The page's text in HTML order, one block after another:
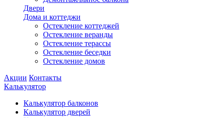
Двери
Дома и коттеджи
Остекление коттеджей
Остекление веранды
Остекление терассы
Остекление беседки
Остекление домов
Акции Контакты
Калькулятор
Калькулятор балконов
Калькулятор дверей